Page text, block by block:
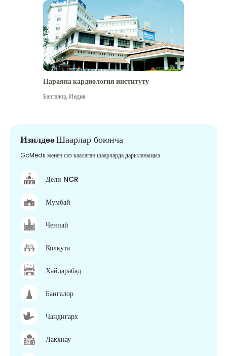
Нараяна кардиология институту
Бангалор,Индия
ИзилдөөШаарлар боюнча
GoMedii менен сиз каалаган шаарларда дарыланыңыз
Дели NCR
Мумбай
Ченнай
Колкута
Хайдарабад
Бангалор
Чандигарх
Лакхнау